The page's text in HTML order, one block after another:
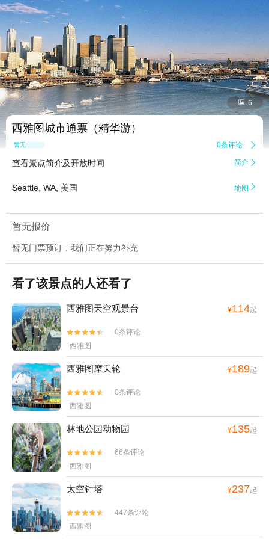
 6
西雅图城市通票（精华游）
暂无点评 0条评论 
查看景点简介及开放时间 简介 
Seattle, WA, 美国 地图 
暂无报价
暂无门票预订，我们正在努力补充
看了该景点的人还看了
西雅图天空观景台 ¥114起


0条评论
西雅图
西雅图摩天轮 ¥189起


0条评论
西雅图
林地公园动物园 ¥135起


66条评论
西雅图
太空针塔 ¥237起


447条评论
西雅图
